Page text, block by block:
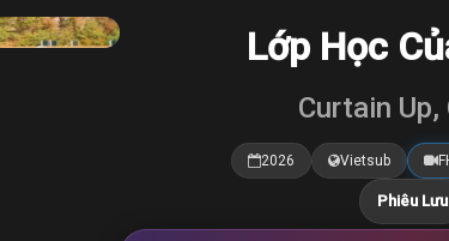
Lớp Học
Curtain Up,
2026 Vietsub
Phiêu Lưu